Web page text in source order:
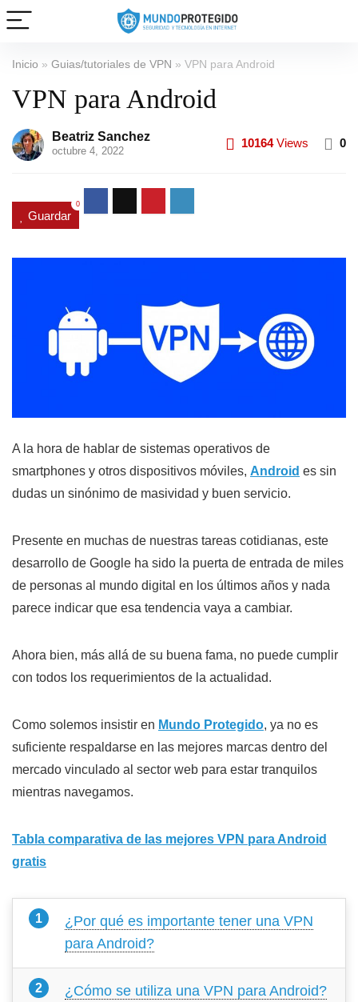
Inicio » Guias/tutoriales de VPN » VPN para Android
VPN para Android
Beatriz Sanchez
octubre 4, 2022
10164Views 0
Guardar
0
A la hora de hablar de sistemas operativos de
smartphones y otros dispositivos móviles, Android es sin
dudas un sinónimo de masividad y buen servicio.
Presente en muchas de nuestras tareas cotidianas, este
desarrollo de Google ha sido la puerta de entrada de miles
de personas al mundo digital en los últimos años y nada
parece indicar que esa tendencia vaya a cambiar.
Ahora bien, más allá de su buena fama, no puede cumplir
con todos los requerimientos de la actualidad.
Como solemos insistir en Mundo Protegido, ya no es
suficiente respaldarse en las mejores marcas dentro del
mercado vinculado al sector web para estar tranquilos
mientras navegamos.
Tabla comparativa de las mejores VPN para Android
gratis
¿Por qué es importante tener una VPN
para Android?
¿Cómo se utiliza una VPN para Android?